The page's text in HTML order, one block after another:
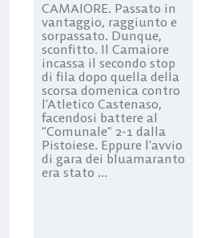
CAMAIORE. Passato in
vantaggio, raggiunto e
sorpassato. Dunque,
sconfitto. Il Camaiore
incassa il secondo stop
di fila dopo quella della
scorsa domenica contro
l’Atletico Castenaso,
facendosi battere al
“Comunale” 2-1 dalla
Pistoiese. Eppure l’avvio
di gara dei bluamaranto
era stato ...